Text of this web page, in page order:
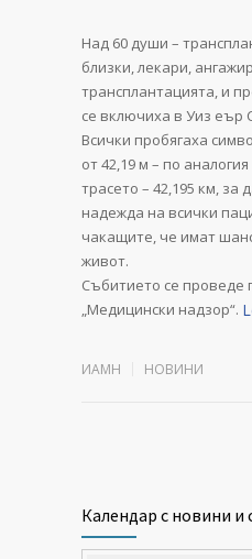
Над 60 души –
близки, лекари,
трансплантацията, и
се включиха в Уиз еър
Всички пробягаха
от 42,19 м – по
трасето – 42,195 км, за
надежда на всички
чакащите, че имат
живот.
Събитието се проведе
„Медицински надзор“.
ИАМН НОВИНИ
Календар с новини и